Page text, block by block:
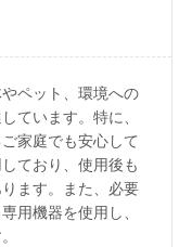
ペット、環境への
ています。特に、
家庭でも安心して
ており、使用後も
ます。また、必要
用機器を使用し、